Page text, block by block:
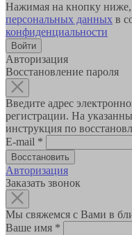
Нажимая на кнопку
персональных данных в
конфиденциальности
Авторизация
Восстановление пароля
Введите адрес
регистрации. На
инструкция по
E-mail *
Авторизация
Заказать звонок
Мы свяжемся с Вами в
Ваше имя *